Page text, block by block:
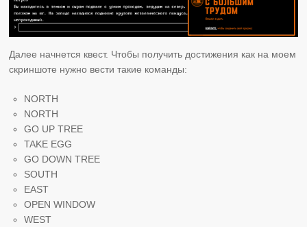
Далее начнется квест. Чтобы получить достижения как на моем
скриншоте нужно вести такие команды:
NORTH
NORTH
GO UP TREE
TAKE EGG
GO DOWN TREE
SOUTH
EAST
OPEN WINDOW
WEST